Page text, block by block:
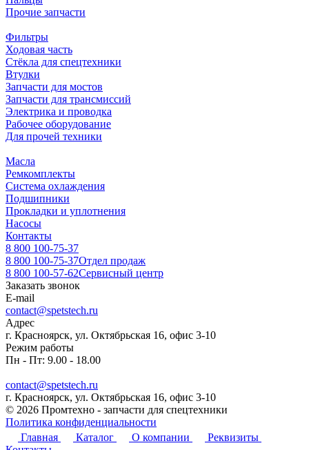
Прочие запчасти
Фильтры
Ходовая часть
Стёкла для спецтехники
Втулки
Запчасти для мостов
Запчасти для трансмиссий
Электрика и проводка
Рабочее оборудование
Для прочей техники
Масла
Ремкомплекты
Система охлаждения
Подшипники
Прокладки и уплотнения
Насосы
Контакты
8 800 100-75-37
8 800 100-75-37Отдел продаж
8 800 100-57-62Сервисный центр
Заказать звонок
E-mail
contact@spetstech.ru
Адрес
г. Красноярск, ул. Октябрьская 16, офис 3-10
Режим работы
Пн - Пт: 9.00 - 18.00
contact@spetstech.ru
г. Красноярск, ул. Октябрьская 16, офис 3-10
© 2026 Промтехно - запчасти для спецтехники
Политика конфиденциальности
Главная
Каталог О компании
Реквизиты